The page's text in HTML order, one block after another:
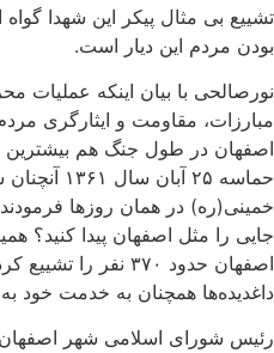
تشییع بی مثال پیکر این شهدا
بودن مردم این دیار است.
نورصالحی با بیان اینکه عملیات
مبارزات، مقاومت و ایثارگری
اصفهان در طول جنگ هم بیشترین
حماسه ۲۵
خمینی(ره) در همان روزها
جایی را مثل اصفهان پیدا کنید؟
اصفهان حدود ۳۷۰
داغدیده‌ها همچنان به خدمت خود
رئیس شورای اسلامی شهر اصفهان